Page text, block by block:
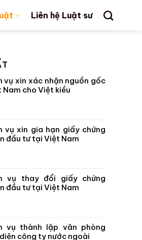
Liên hệ Luật sư
vụ xin xác nhận nguồn gốc
Nam cho Việt kiều
vụ xin gia hạn giấy chứng
đầu tư tại Việt Nam
vụ thay đổi giấy chứng
đầu tư tại Việt Nam
vụ thành lập văn phòng
công ty nước ngoài